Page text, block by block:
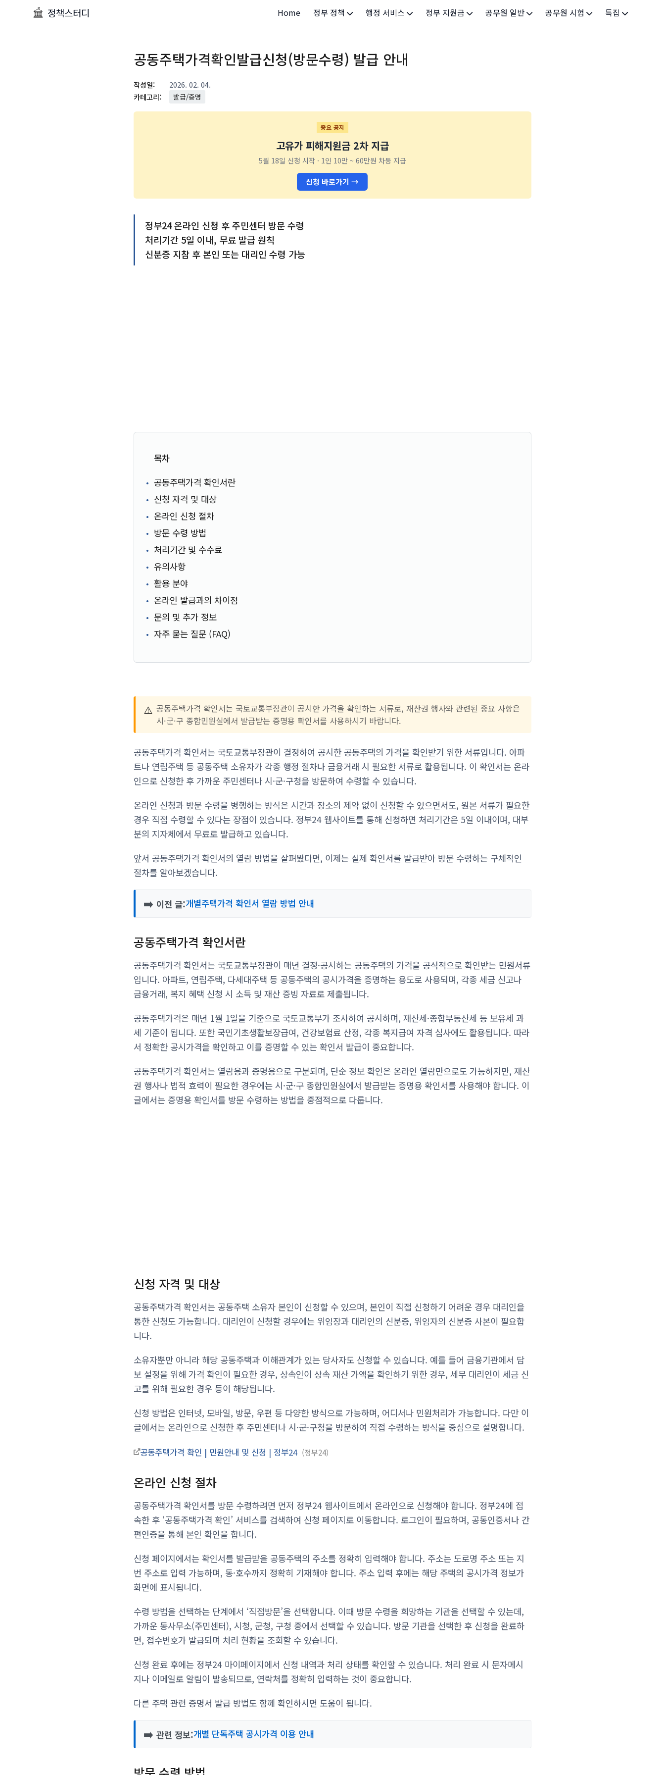
정책스터디 Home 정부 정책
정부 정책
행정 서비스
보조금24
세무/납부
기타 서비스
정부 지원금 공무원 일반 공무원 시험 특집
공동주택가격확인발급신청(방문수령) 발급 안내
작성일:
2026. 02. 04.
카테고리:
발급/증명
중요 공지
고유가 피해지원금 2차 지급
5월 18일 신청 시작 · 1인 10만 ~ 60만원 차등 지급
신청 바로가기 →
정부24 온라인 신청 후 주민센터 방문 수령
처리기간 5일 이내, 무료 발급 원칙
신분증 지참 후 본인 또는 대리인 수령 가능
목차
공동주택가격 확인서란
신청 자격 및 대상
온라인 신청 절차
방문 수령 방법
처리기간 및 수수료
유의사항
활용 분야
온라인 발급과의 차이점
문의 및 추가 정보
자주 묻는 질문 (FAQ)
⚠️ 공동주택가격 확인서는 국토교통부장관이 공시한 가격을 확인하는 서류로, 재산권 행사와 관련된 중요 사항은
시·군·구 종합민원실에서 발급받는 증명용 확인서를 사용하시기 바랍니다.
공동주택가격 확인서는 국토교통부장관이 결정하여 공시한 공동주택의 가격을 확인받기 위한 서류입니다. 아파
트나 연립주택 등 공동주택 소유자가 각종 행정 절차나 금융거래 시 필요한 서류로 활용됩니다. 이 확인서는 온라
인으로 신청한 후 가까운 주민센터나 시·군·구청을 방문하여 수령할 수 있습니다.
온라인 신청과 방문 수령을 병행하는 방식은 시간과 장소의 제약 없이 신청할 수 있으면서도, 원본 서류가 필요한
경우 직접 수령할 수 있다는 장점이 있습니다. 정부24 웹사이트를 통해 신청하면 처리기간은 5일 이내이며, 대부
분의 지자체에서 무료로 발급하고 있습니다.
앞서 공동주택가격 확인서의 열람 방법을 살펴봤다면, 이제는 실제 확인서를 발급받아 방문 수령하는 구체적인
절차를 알아보겠습니다.
➡️ 이전 글:개별주택가격 확인서 열람 방법 안내
공동주택가격 확인서란
공동주택가격 확인서는 국토교통부장관이 매년 결정·공시하는 공동주택의 가격을 공식적으로 확인받는 민원서류
입니다. 아파트, 연립주택, 다세대주택 등 공동주택의 공시가격을 증명하는 용도로 사용되며, 각종 세금 신고나
금융거래, 복지 혜택 신청 시 소득 및 재산 증빙 자료로 제출됩니다.
공동주택가격은 매년 1월 1일을 기준으로 국토교통부가 조사하여 공시하며, 재산세·종합부동산세 등 보유세 과
세 기준이 됩니다. 또한 국민기초생활보장급여, 건강보험료 산정, 각종 복지급여 자격 심사에도 활용됩니다. 따라
서 정확한 공시가격을 확인하고 이를 증명할 수 있는 확인서 발급이 중요합니다.
공동주택가격 확인서는 열람용과 증명용으로 구분되며, 단순 정보 확인은 온라인 열람만으로도 가능하지만, 재산
권 행사나 법적 효력이 필요한 경우에는 시·군·구 종합민원실에서 발급받는 증명용 확인서를 사용해야 합니다. 이
글에서는 증명용 확인서를 방문 수령하는 방법을 중점적으로 다룹니다.
신청 자격 및 대상
공동주택가격 확인서는 공동주택 소유자 본인이 신청할 수 있으며, 본인이 직접 신청하기 어려운 경우 대리인을
통한 신청도 가능합니다. 대리인이 신청할 경우에는 위임장과 대리인의 신분증, 위임자의 신분증 사본이 필요합
니다.
소유자뿐만 아니라 해당 공동주택과 이해관계가 있는 당사자도 신청할 수 있습니다. 예를 들어 금융기관에서 담
보 설정을 위해 가격 확인이 필요한 경우, 상속인이 상속 재산 가액을 확인하기 위한 경우, 세무 대리인이 세금 신
고를 위해 필요한 경우 등이 해당됩니다.
신청 방법은 인터넷, 모바일, 방문, 우편 등 다양한 방식으로 가능하며, 어디서나 민원처리가 가능합니다. 다만 이
글에서는 온라인으로 신청한 후 주민센터나 시·군·구청을 방문하여 직접 수령하는 방식을 중심으로 설명합니다.
공동주택가격 확인 | 민원안내 및 신청 | 정부24 정부24
온라인 신청 절차
공동주택가격 확인서를 방문 수령하려면 먼저 정부24 웹사이트에서 온라인으로 신청해야 합니다. 정부24에 접
속한 후 ‘공동주택가격 확인’ 서비스를 검색하여 신청 페이지로 이동합니다. 로그인이 필요하며, 공동인증서나 간
편인증을 통해 본인 확인을 합니다.
신청 페이지에서는 확인서를 발급받을 공동주택의 주소를 정확히 입력해야 합니다. 주소는 도로명 주소 또는 지
번 주소로 입력 가능하며, 동·호수까지 정확히 기재해야 합니다. 주소 입력 후에는 해당 주택의 공시가격 정보가
화면에 표시됩니다.
수령 방법을 선택하는 단계에서 ‘직접방문’을 선택합니다. 이때 방문 수령을 희망하는 기관을 선택할 수 있는데,
가까운 동사무소(주민센터), 시청, 군청, 구청 중에서 선택할 수 있습니다. 방문 기관을 선택한 후 신청을 완료하
면, 접수번호가 발급되며 처리 현황을 조회할 수 있습니다.
신청 완료 후에는 정부24 마이페이지에서 신청 내역과 처리 상태를 확인할 수 있습니다. 처리 완료 시 문자메시
지나 이메일로 알림이 발송되므로, 연락처를 정확히 입력하는 것이 중요합니다.
다른 주택 관련 증명서 발급 방법도 함께 확인하시면 도움이 됩니다.
➡️ 관련 정보:개별 단독주택 공시가격 이용 안내